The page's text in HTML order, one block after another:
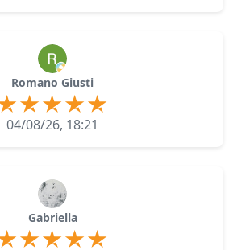
Romano Giusti
04/08/26, 18:21
Gabriella